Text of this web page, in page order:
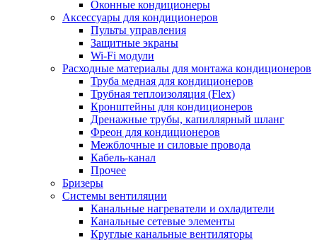
Оконные кондиционеры
Аксессуары для кондиционеров
Пульты управления
Защитные экраны
Wi-Fi модули
Расходные материалы для монтажа кондиционеров
Труба медная для кондиционеров
Трубная теплоизоляция (Flex)
Кронштейны для кондиционеров
Дренажные трубы, капиллярный шланг
Фреон для кондиционеров
Межблочные и силовые провода
Кабель-канал
Прочее
Бризеры
Системы вентиляции
Канальные нагреватели и охладители
Канальные сетевые элементы
Круглые канальные вентиляторы